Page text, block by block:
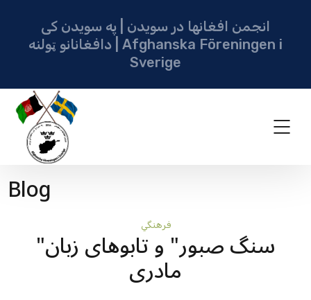
انجمن افغانها در سویدن | په سویدن کی
دافغانانو ټولنه | Afghanska Föreningen i
Sverige
Blog
فرهنگي "سنگ صبور" و تابوهای زبان
مادری